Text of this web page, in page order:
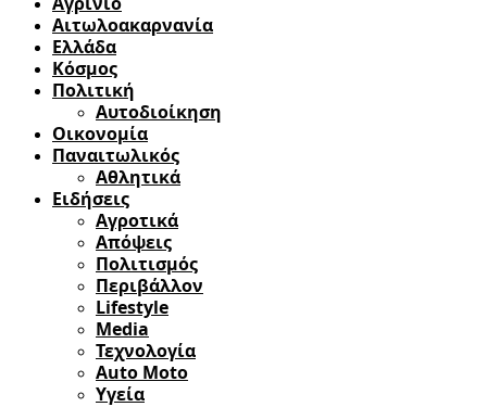
Αιτωλοακαρνανία
Ελλάδα
Κόσμος
Πολιτική
Αυτοδιοίκηση
Οικονομία
Παναιτωλικός
Αθλητικά
Ειδήσεις
Αγροτικά
Απόψεις
Πολιτισμός
Περιβάλλον
Lifestyle
Media
Τεχνολογία
Auto Moto
Υγεία